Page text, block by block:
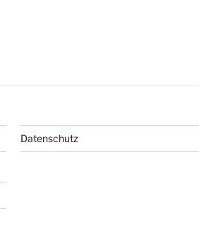
Datenschutz